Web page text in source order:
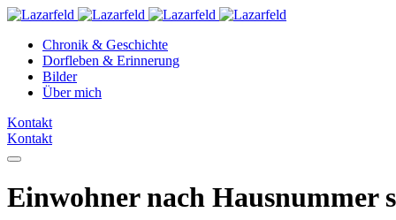
Chronik & Geschichte
Dorfleben & Erinnerung
Bilder
Über mich
Kontakt
Kontakt
Einwohner nach Hausnummer